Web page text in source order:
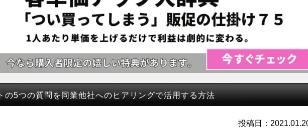
の5つの質問を同業他社へのヒアリングで活用する方法
投稿日：